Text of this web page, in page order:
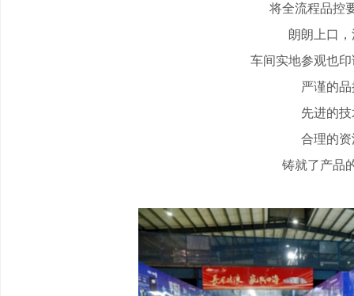
将全流程品控
朗朗上口
车间实地参观也
严谨的
先进的
合理的
铸就了产品